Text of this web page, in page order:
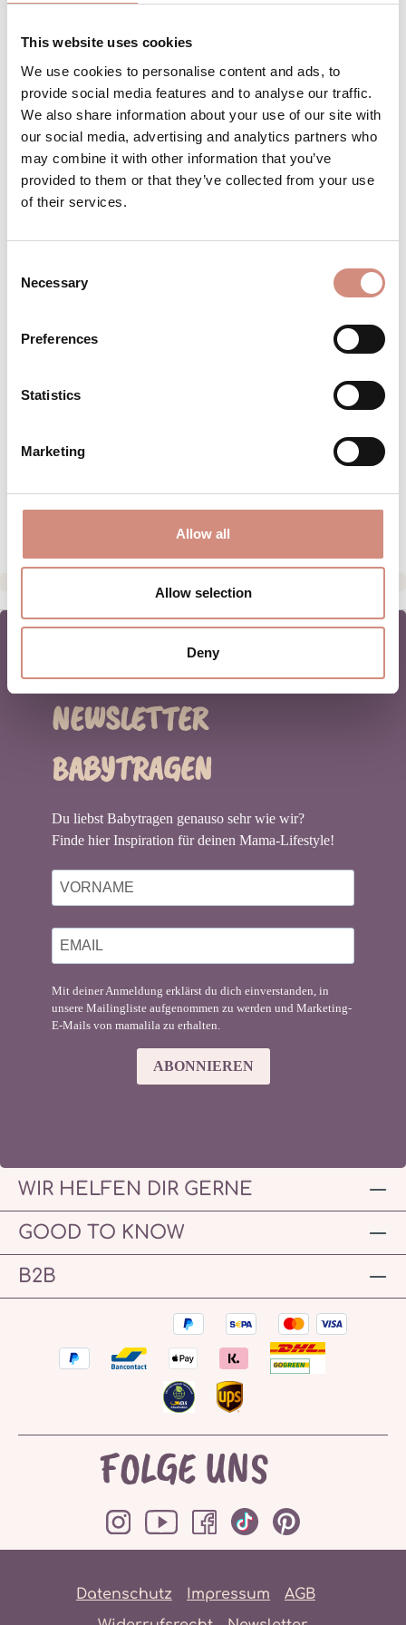
This website uses cookies
We use cookies to personalise content and ads, to
provide social media features and to analyse our traffic.
We also share information about your use of our site with
our social media, advertising and analytics partners who
may combine it with other information that you’ve
provided to them or that they’ve collected from your use
of their services.
Selection
Necessary
Preferences
Statistics
Marketing
Allow all
Allow selection
Deny
Produkt Anzahl: Gib den
IN DEN WARENKORB
Produktnummer:FJ-xl-we
Baby und darüber hinaus Ursprünglich
für die ersten Wochen mit Neugeborenem
MATERIAL
HERSTELLERANGABEN
NEWSLETTER
BABYTRAGEN
Du liebst Babytragen genauso sehr wie wir?
Finde hier Inspiration für deinen Mama-Lifestyle!
Mit deiner Anmeldung erklärst du dich einverstanden, in
unsere Mailingliste aufgenommen zu werden und Marketing-
E-Mails von mamalila zu erhalten.
ABONNIEREN
WIR HELFEN DIR GERNE
GOOD TO KNOW
B2B
FOLGE UNS
Datenschutz Impressum
AGB